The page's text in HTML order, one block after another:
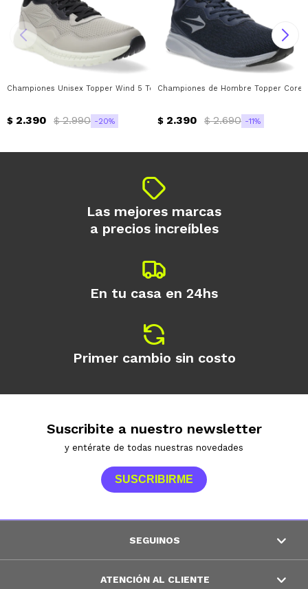
Championes Unisex Topper Wind 5 Topper - Caqui - Negro
$ 2.390 $ 2.990 20
Championes de Hombre Topper Core
$ 2.390 $ 2.690 11
Las mejores marcas
a precios increíbles
En tu casa en 24hs
Primer cambio sin costo
Suscribite a nuestro newsletter
y entérate de todas nuestras novedades
SUSCRIBIRME
SEGUINOS
ATENCIÓN AL CLIENTE